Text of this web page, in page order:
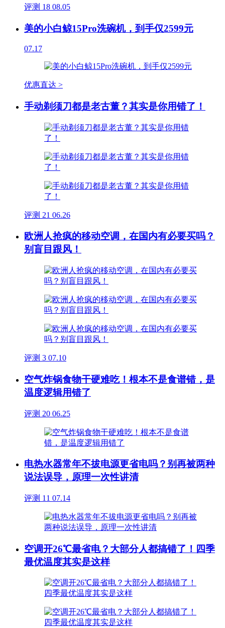
评测 18 08.05
美的小白鲸15Pro洗碗机，到手仅2599元
07.17
优惠直达 >
手动剃须刀都是老古董？其实是你用错了！
评测 21 06.26
欧洲人抢疯的移动空调，在国内有必要买吗？
别盲目跟风！
评测 3 07.10
空气炸锅食物干硬难吃！根本不是食谱错，是
温度逻辑用错了
评测 20 06.25
电热水器常年不拔电源更省电吗？别再被两种
说法误导，原理一次性讲清
评测 11 07.14
空调开26℃最省电？大部分人都搞错了！四季
最优温度其实是这样